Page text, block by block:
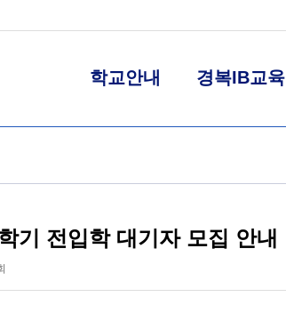
학교안내 경복IB교육
기 전입학 대기자 모집 안내